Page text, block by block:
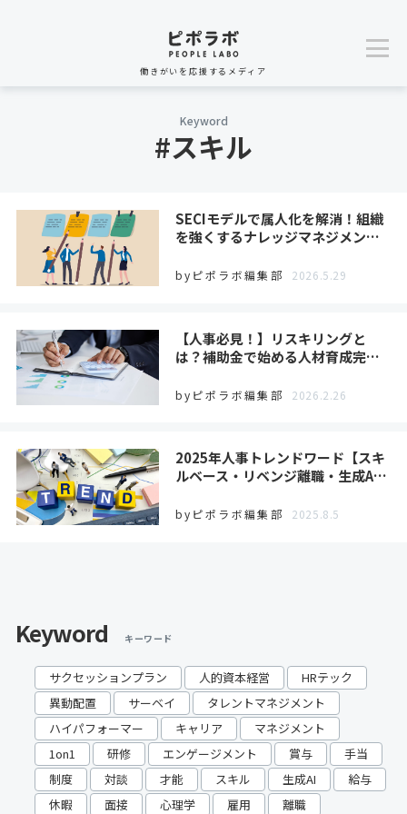
働きがいを応援するメディア
Keyword
#スキル
SECIモデルで属人化を解消！組織
を強くするナレッジマネジメン…
byピポラボ編集部 2026.5.29
【人事必見！】リスキリングと
は？補助金で始める人材育成完…
byピポラボ編集部 2026.2.26
2025年人事トレンドワード【スキ
ルベース・リベンジ離職・生成A…
byピポラボ編集部 2025.8.5
Keyword キーワード
サクセッションプラン 人的資本経営
HRテック
異動配置
サーベイ
タレントマネジメント
ハイパフォーマー
キャリア
マネジメント
1on1
研修 エンゲージメント 賞与
手当
制度
対談 才能 スキル 生成AI
給与
休暇
面接 心理学 雇用 離職